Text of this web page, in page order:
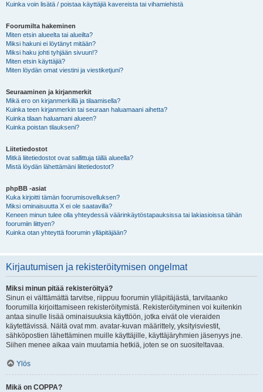
Kuinka voin lisätä / poistaa käyttäjiä kavereista tai vihamiehistä
Foorumilta hakeminen
Miten etsin alueelta tai alueilta?
Miksi hakuni ei löytänyt mitään?
Miksi haku johti tyhjään sivuun!?
Miten etsin käyttäjiä?
Miten löydän omat viestini ja viestiketjuni?
Seuraaminen ja kirjanmerkit
Mikä ero on kirjanmerkillä ja tilaamisella?
Kuinka teen kirjanmerkin tai seuraan haluamaani aihetta?
Kuinka tilaan haluamani alueen?
Kuinka poistan tilaukseni?
Liitetiedostot
Mitkä liitetiedostot ovat sallittuja tällä alueella?
Mistä löydän lähettämäni liitetiedostot?
phpBB -asiat
Kuka kirjoitti tämän foorumisovelluksen?
Miksi ominaisuutta X ei ole saatavilla?
Keneen minun tulee olla yhteydessä väärinkäytöstapauksissa tai lakiasioissa tähän
foorumiin liittyen?
Kuinka otan yhteyttä foorumin ylläpitäjään?
Kirjautumisen ja rekisteröitymisen ongelmat
Miksi minun pitää rekisteröityä?
Sinun ei välttämättä tarvitse, riippuu foorumin ylläpitäjästä, tarvitaanko
foorumilla kirjoittamiseen rekisteröitymistä. Rekisteröityminen voi kuitenkin
antaa sinulle lisää ominaisuuksia käyttöön, jotka eivät ole vieraiden
käytettävissä. Näitä ovat mm. avatar-kuvan määrittely, yksityisviestit,
sähköpostien lähettäminen muille käyttäjille, käyttäjäryhmien jäsenyys jne.
Siihen menee aikaa vain muutamia hetkiä, joten se on suositeltavaa.
Ylös
Mikä on COPPA?